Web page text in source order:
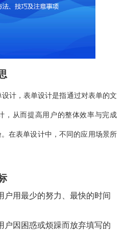
计，表单设计是指通过对表单的文
，从而提高用户的整体效率与完成
在表单设计中，不同的应用场景所
户用最少的努力、最快的时间
户因困惑或烦躁而放弃填写的